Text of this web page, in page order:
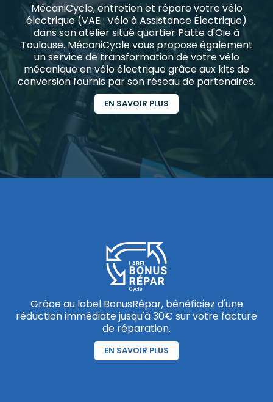
MécaniCycle, entretien et répare votre vélo
électrique (VAE : Vélo à Assistance Électrique)
dans son atelier situé quartier Patte d'Oie à
Toulouse. MécaniCycle vous propose également
un service de transformation de votre vélo
mécanique en vélo électrique grâce aux kits de
conversion fournis par son réseau de partenaires.
EN SAVOIR PLUS
Grâce au label BonusRépar, bénéficiez d'une
réduction immédiate jusqu'à 30€ sur votre facture
de réparation.
EN SAVOIR PLUS